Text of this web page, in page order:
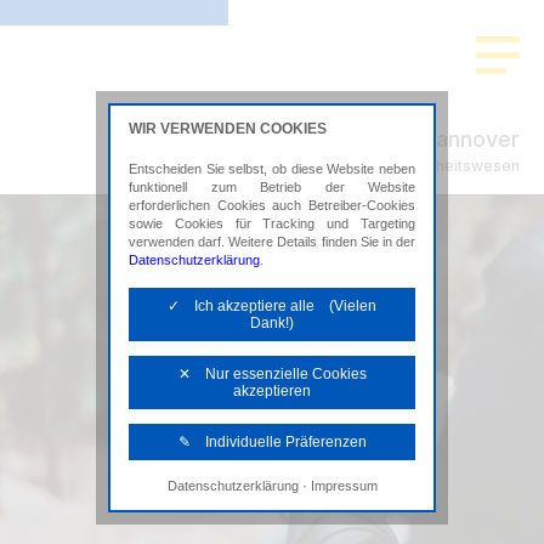
ADVISION Hannover
Steuerberatung im Gesundheitswesen
WIR VERWENDEN COOKIES
Entscheiden Sie selbst, ob diese Website neben
funktionell zum Betrieb der Website
erforderlichen Cookies auch Betreiber-Cookies
sowie Cookies für Tracking und Targeting
verwenden darf. Weitere Details finden Sie in der
Datenschutzerklärung
✓ Ich akzeptiere alle (Vielen
Dank!)
✕ Nur essenzielle Cookies
akzeptieren
✎ Individuelle Präferenzen
Notwendige Cookies
Diese Cookies sind erforderlich, um die
Datenschutzerklärung· Impressum